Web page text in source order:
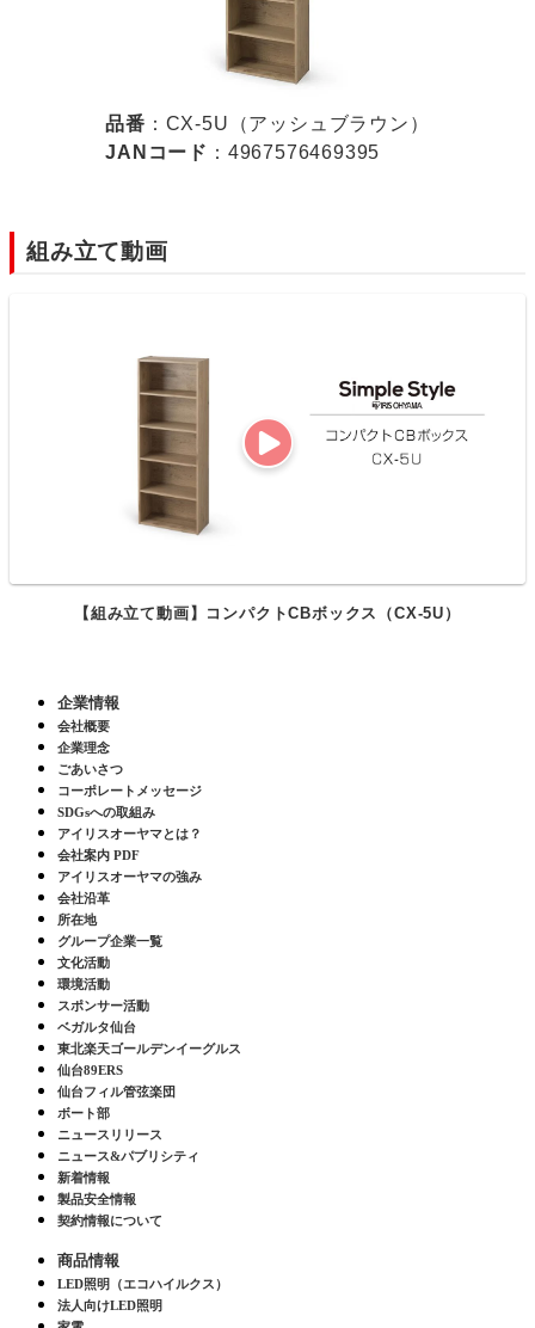
品番 ：CX-5U（アッシュブラウン）
JANコード ：4967576469395
組み立て動画
【組み立て動画】コンパクトCBボックス（CX-5U）
企業情報
会社概要
企業理念
ごあいさつ
コーポレートメッセージ
SDGsへの取組み
アイリスオーヤマとは？
会社案内 PDF
アイリスオーヤマの強み
会社沿革
所在地
グループ企業一覧
文化活動
環境活動
スポンサー活動
ベガルタ仙台
東北楽天ゴールデンイーグルス
仙台89ERS
仙台フィル管弦楽団
ボート部
ニュースリリース
ニュース&パブリシティ
新着情報
製品安全情報
契約情報について
商品情報
LED照明（エコハイルクス）
法人向けLED照明